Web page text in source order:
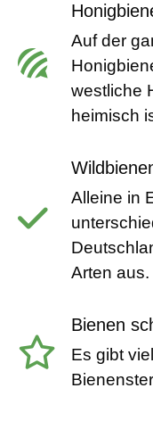
Auf der
westliche
heimisch
Alleine in
Arten aus.
Bienen
Es gibt